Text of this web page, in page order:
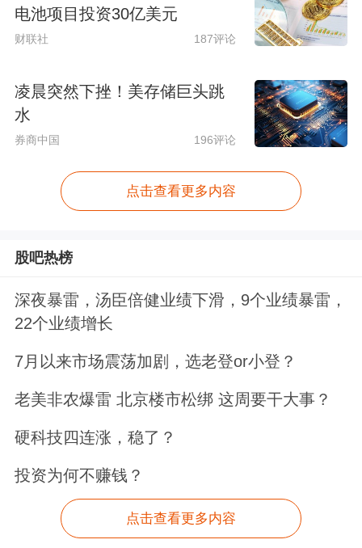
电池项目投资30亿美元
财联社 187评论
凌晨突然下挫！美存储巨头跳
水
券商中国 196评论
点击查看更多内容
股吧热榜
深夜暴雷，汤臣倍健业绩下滑，9个业绩暴雷，
22个业绩增长
7月以来市场震荡加剧，选老登or小登？
老美非农爆雷 北京楼市松绑 这周要干大事？
硬科技四连涨，稳了？
投资为何不赚钱？
点击查看更多内容